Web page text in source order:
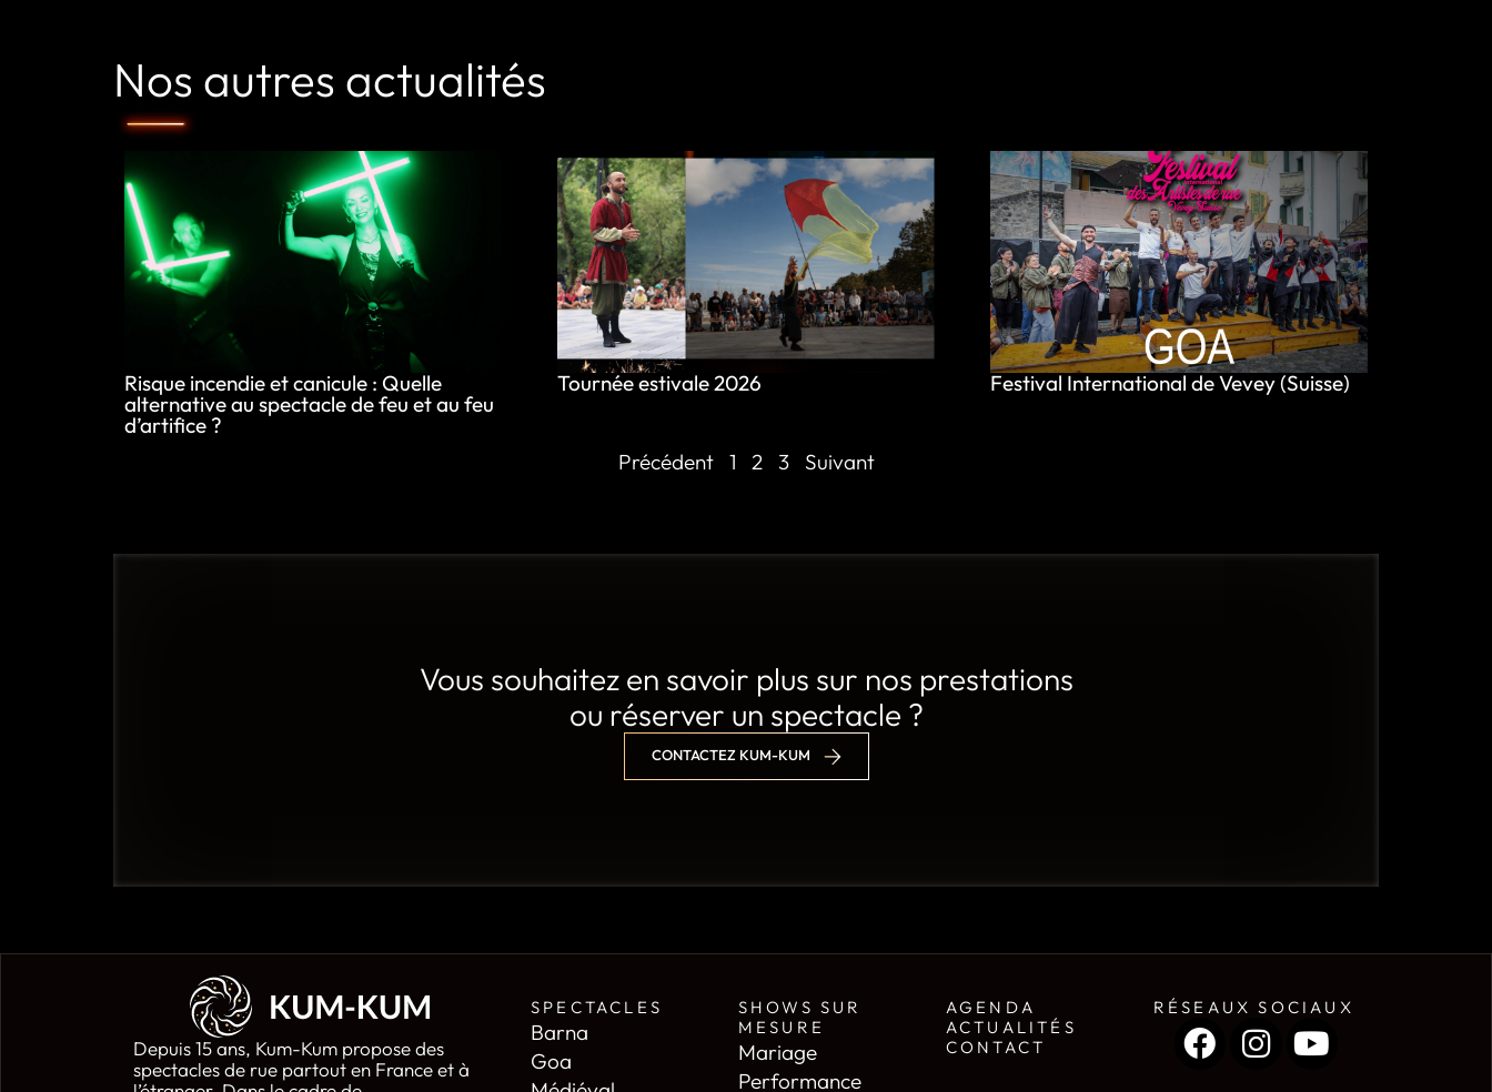
Nos autres actualités
Risque incendie et canicule : Quelle
alternative au spectacle de feu et au feu
d’artifice ?
Tournée estivale 2026 Festival International de Vevey (Suisse)
Précédent 1 2 3 Suivant
Vous souhaitez en savoir plus sur nos prestations
ou réserver un spectacle ?
CONTACTEZ KUM-KUM
Depuis 15 ans, Kum-Kum propose des
spectacles de rue partout en France et à
SPECTACLES
Barna
Goa
SHOWS SUR
MESURE
Mariage
Performance
AGENDA
ACTUALITÉS
CONTACT
RÉSEAUX SOCIAUX